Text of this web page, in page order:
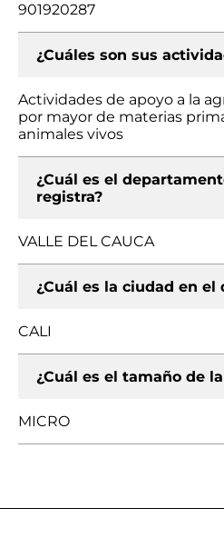
901920287
¿Cuáles son sus
Actividades de apoyo a la
por mayor de materias
animales vivos
¿Cuál es el
registra?
VALLE DEL CAUCA
¿Cuál es la ciudad en el
CALI
¿Cuál es el tamaño de
MICRO